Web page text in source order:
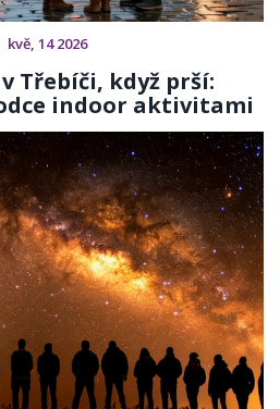
kvě, 14 2026
Třebíči, když prší:
indoor aktivitami